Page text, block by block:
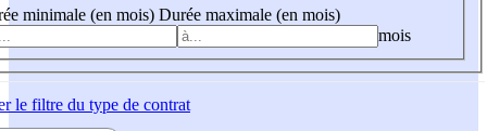
minimale (en mois) Durée maximale (en mois)
mois
le filtre du type de contrat